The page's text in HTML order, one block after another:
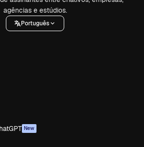
agências e estúdios.
Português
New